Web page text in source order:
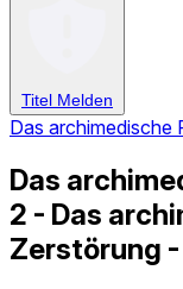
Titel Melden
Das archimedische
Das
2 - Das
Zerstörung